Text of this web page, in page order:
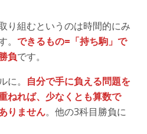
り組むというのは時間的にみ
できるもの=「持ち駒」で
負です。
。 自分で手に負える問題を
ねれば、少なくとも算数で
りません。他の3科目勝負に